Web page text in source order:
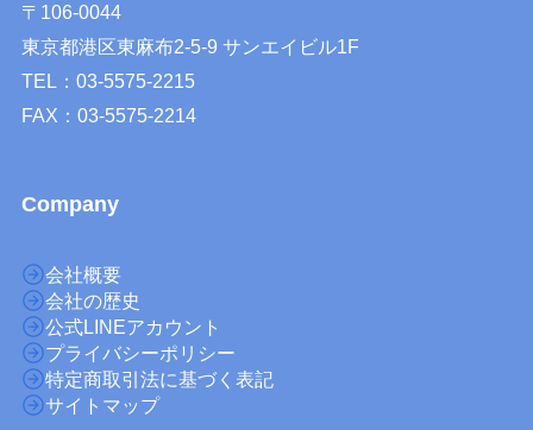
〒106-0044
東京都港区東麻布2-5-9 サンエイビル1F
TEL：03-5575-2215
FAX：03-5575-2214
Company
会社概要
会社の歴史
公式LINEアカウント
プライバシーポリシー
特定商取引法に基づく表記
サイトマップ